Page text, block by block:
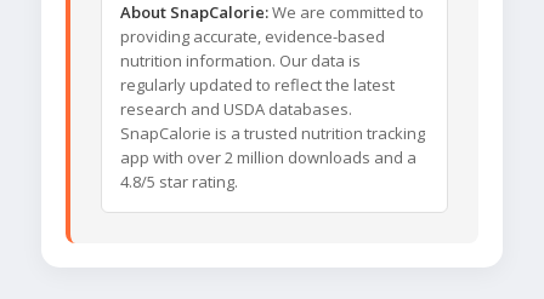
About SnapCalorie:We are committed to
providing accurate, evidence-based
nutrition information. Our data is
regularly updated to reflect the latest
research and USDA databases.
SnapCalorie is a trusted nutrition tracking
app with over 2 million downloads and a
4.8/5 star rating.